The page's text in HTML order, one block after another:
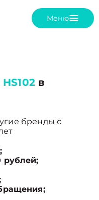
Меню
в
бренды с
рублей;